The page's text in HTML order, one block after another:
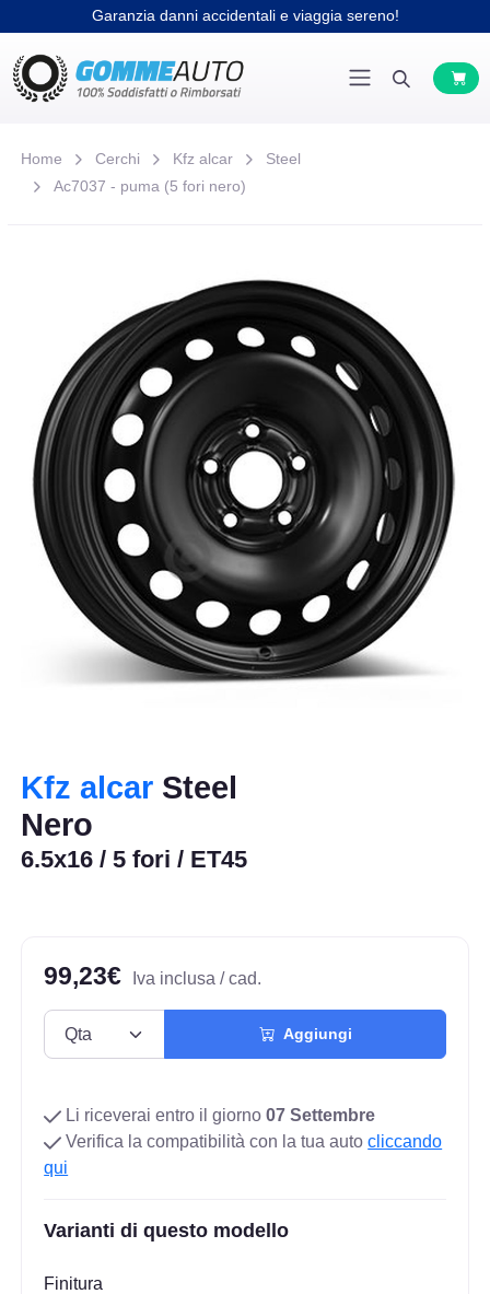
Garanzia danni accidentali e viaggia sereno!
Home Cerchi Kfz alcar
Steel
Ac7037 - puma (5 fori nero)
Kfz alcar Steel
Nero
6.5x16 / 5 fori / ET45
99,23€ Iva inclusa / cad.
Aggiungi
Li riceverai entro il giorno07 Settembre
Verifica la compatibilità con la tua autocliccando
qui
Varianti di questo modello
Finitura